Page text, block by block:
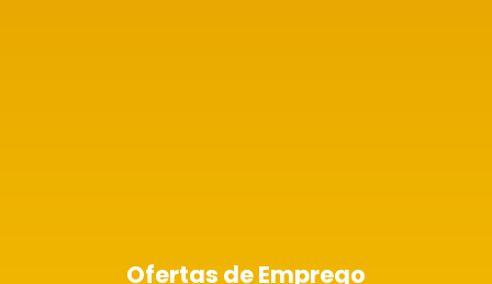
Ofertas de Emprego